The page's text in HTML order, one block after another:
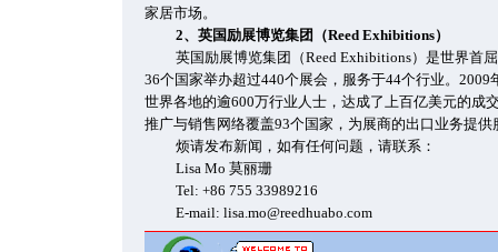
家居市场。
2、英国励展博览集团（Reed Exhibitions）
英国励展博览集团（Reed Exhibitions）是世界首
36个国家举办超过440个展会，服务于44个行业。
世界各地的逾600万行业人士，达成了上百亿美元的成
推广与销售网络覆盖93个国家，为展商的出口业务提供
烦请发布新闻，如有任何问题，请联系：
Lisa Mo 莫丽珊
Tel: +86 755 33989216
E-mail: lisa.mo@reedhuabo.com